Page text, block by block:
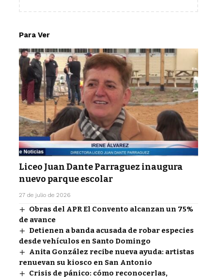
Para Ver
Liceo Juan Dante Parraguez inaugura
nuevo parque escolar
27 de julio de 2026
Obras del APR El Convento alcanzan un 75%
de avance
Detienen a banda acusada de robar especies
desde vehículos en Santo Domingo
Anita González recibe nueva ayuda: artistas
renuevan su kiosco en San Antonio
Crisis de pánico: cómo reconocerlas,